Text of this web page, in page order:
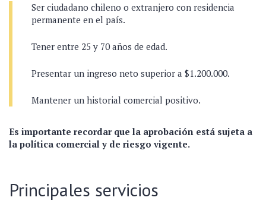
Ser ciudadano chileno o extranjero con residencia
permanente en el país.
Tener entre 25 y 70 años de edad.
Presentar un ingreso neto superior a $1.200.000.
Mantener un historial comercial positivo.
Es importante recordar que la aprobación está sujeta a
la política comercial y de riesgo vigente.
Principales servicios